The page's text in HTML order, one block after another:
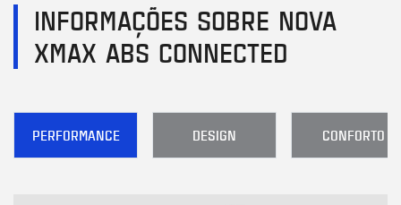
INFORMAÇÕES SOBRE NOVA
XMAX ABS CONNECTED
PERFORMANCE DESIGN CONFORTO